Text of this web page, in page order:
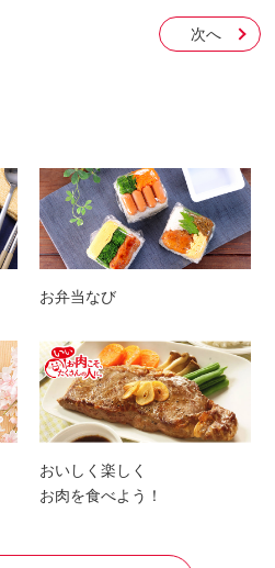
次へ
お弁当なび
おいしく楽しく
お肉を食べよう！